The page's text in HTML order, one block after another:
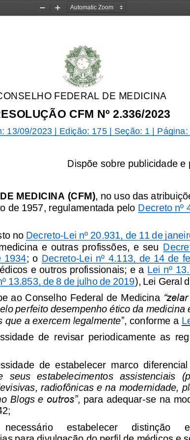
Zoom
Zoom
FEDERAL DE MEDICINA
CFM Nº 2.336/2023
13/09/2023 | Edição: 175 | Seção: 1 | Página:
Dispõe sobre publicidade e
MEDICINA (CFM) , no uso das
de 1957, regulamentada pelo Decreto nº
no Decreto-Lei nº 20.931, de 11 de
e  outras  profissões,  e  seu
1934; o Decreto-Lei nº 4.113, de 14 de
e outros profissionais; e a Lei nº
13.853, de 8 de julho de 2019), Lei Geral
ao Conselho Federal de Medicina “zelar
perfeito desempenho ético da medicina
que a exercem legalmente”, conforme a
de revisar periodicamente as
de estabelecer marco diferencial
seus estabelecimentos assistenciais
radiofônicas e na modernidade,
Blogs e outros”, para adequar-se na
necessário estabelecer distinção